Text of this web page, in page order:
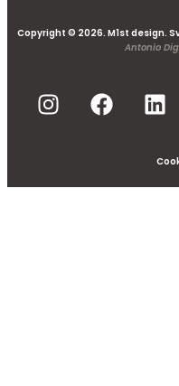
Copyright © 2026. M1st design.
Antonio